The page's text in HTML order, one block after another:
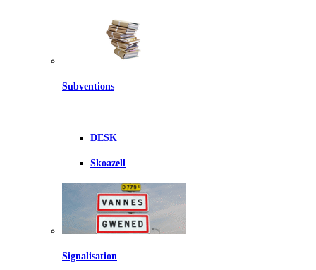
Subventions
DESK
Skoazell
Signalisation